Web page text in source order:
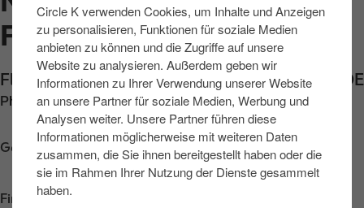
Circle K verwenden Cookies, um Inhalte und Anzeigen
zu personalisieren, Funktionen für soziale Medien
anbieten zu können und die Zugriffe auf unsere
Website zu analysieren. Außerdem geben wir
Informationen zu Ihrer Verwendung unserer Website
an unsere Partner für soziale Medien, Werbung und
Analysen weiter. Unsere Partner führen diese
Informationen möglicherweise mit weiteren Daten
zusammen, die Sie ihnen bereitgestellt haben oder die
sie im Rahmen Ihrer Nutzung der Dienste gesammelt
haben.
m
h
a
FLUGPLATZSTR
Flugplatzstrasse 26,Mainz-Finthen,55126 DE
Phone: +49613140805
Get directions
Find us onApp Store